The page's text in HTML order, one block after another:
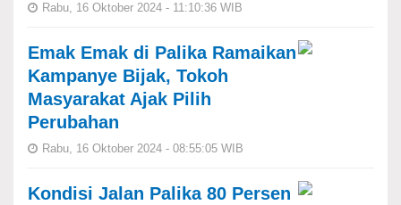
Rabu, 16 Oktober 2024 - 11:10:36 WIB
Emak Emak di Palika Ramaikan
Kampanye Bijak, Tokoh
Masyarakat Ajak Pilih
Perubahan
Rabu, 16 Oktober 2024 - 08:55:05 WIB
Kondisi Jalan Palika 80 Persen